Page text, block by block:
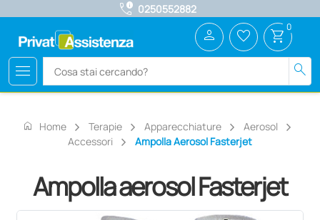
call_quality 0250552882
menu search
person favorite_border shopping_cart 0
home Home Terapie Apparecchiature
Aerosol
Accessori
Ampolla Aerosol Fasterjet
Ampolla aerosol Fasterjet